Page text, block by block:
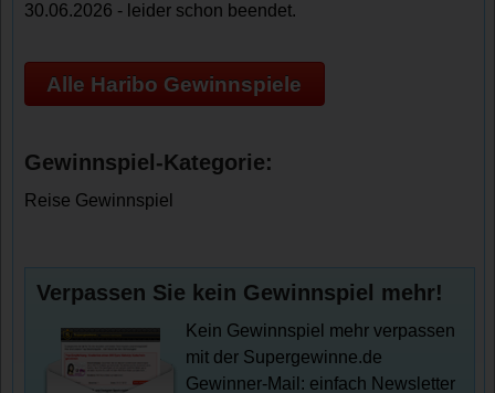
30.06.2026 - leider schon beendet.
Alle Haribo Gewinnspiele
Gewinnspiel-Kategorie:
Reise Gewinnspiel
Verpassen Sie kein Gewinnspiel mehr!
Kein Gewinnspiel mehr verpassen
mit der Supergewinne.de
Gewinner-Mail: einfach Newsletter